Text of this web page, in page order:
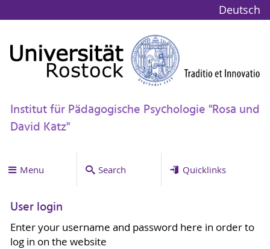
Deutsch
Institut für Pädagogische Psychologie "Rosa und
David Katz"
Menu Search Quicklinks
User login
Enter your username and password here in order to
log in on the website